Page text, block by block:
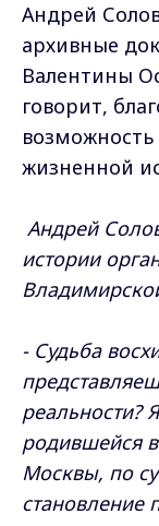
Андрей
архивные
Валентины
говорит,
возможность
жизненной
Андрей
истории
- Судьба
реальности?
родившейся
Москвы, по
становление